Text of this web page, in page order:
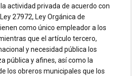
actividad privada de acuerdo con
27972, Ley Orgánica de
como único empleador a los
que el artículo tercero,
y necesidad pública los
pública y afines, así como la
los obreros municipales que los